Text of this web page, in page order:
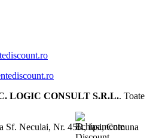
LOGIC CONSULT S.R.L.. Toate
Sf. Neculai, Nr. 45R,Iasi,Comuna